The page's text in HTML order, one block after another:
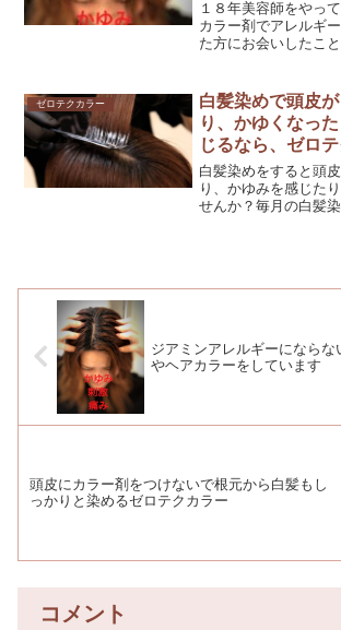
１８年美容師をやっ
カラー剤でアレルギ
た方にお会いしたこ
はもうとんでもない
皮の問題のように聞
けでなく顔や首肩に
腫れ上がり、表現す
ゼロテクカラー
白髪染めで頭皮
り、かゆくなっ
じるなら、ゼロ
すめします
白髪染めをすると頭
り、かゆみを感じた
せんか？毎月の白髪
っているなら、ゼロ
ませんか？ゼロテク
ジアミンアレルギーにならな
やヘアカラーをしています
頭皮にカラー剤をつけないで根元から白髪もし
っかりと染めるゼロテクカラー
コメント